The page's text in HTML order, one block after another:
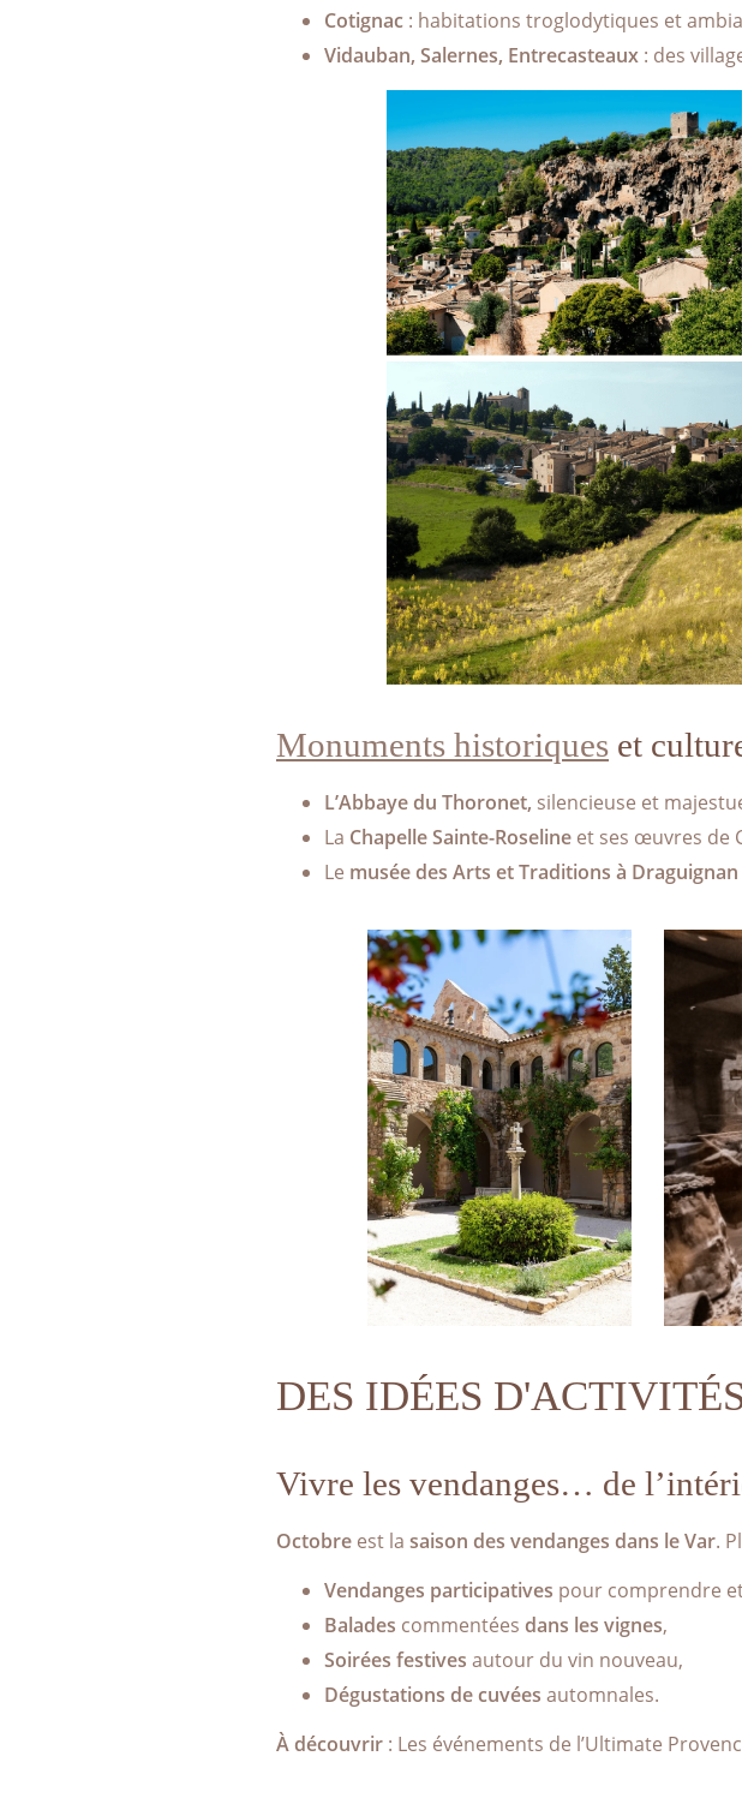
Cotignac : habitations troglodytiques et
Vidauban, Salernes, Entrecasteaux : des
Monuments historiques et
L’Abbaye du Thoronet, silencieuse et
La Chapelle Sainte-Roseline et ses œuvres de
Le musée des Arts et Traditions à Draguignan
DES IDÉES
Vivre les vendanges… de
Octobre est la saison des vendanges dans le Var.
Vendanges participatives pour comprendre
Balades commentées dans les vignes,
Soirées festives autour du vin nouveau,
Dégustations de cuvées automnales.
À découvrir : Les événements de l’Ultimate